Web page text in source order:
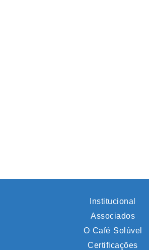
Institucional
Associados
O Café Solúvel
Certificações